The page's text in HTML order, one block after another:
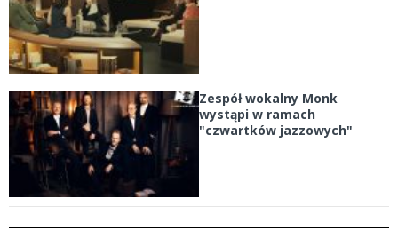
Zespół wokalny Monk
wystąpi w ramach
"czwartków jazzowych"